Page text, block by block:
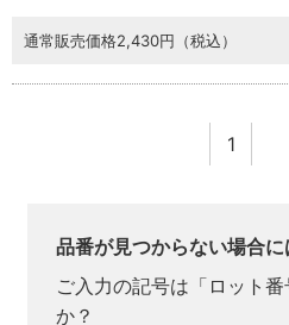
通常販売価格2,430円（税込）
1
品番が見つからない場合に
ご入力の記号は「ロット
か？